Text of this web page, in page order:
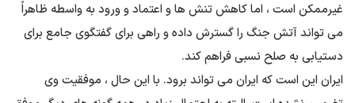
غیرممکن است ، اما کاهش تنش ها و اعتماد و ورود به واسطه ظاهراً
می تواند آتش جنگ را گسترش داده و راهی برای گفتگوی جامع برای
دستیابی به صلح نسبی فراهم کند.
ایران این است که ایران می تواند برود. با این حال ، موفقیت وی